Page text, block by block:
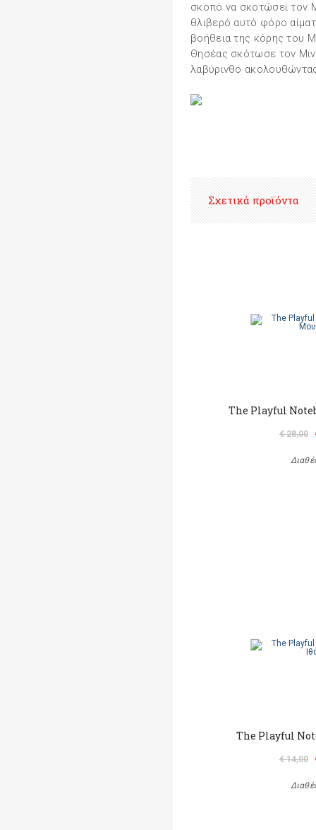
σκοπό να σκοτώσει τον
θλιβερό αυτό φόρο
βοήθεια της κόρης του
Θησέας σκότωσε τον
λαβύρινθο
Σχετικά προϊόντα
The Playful
€ 28,00
The Playful
€ 14,00